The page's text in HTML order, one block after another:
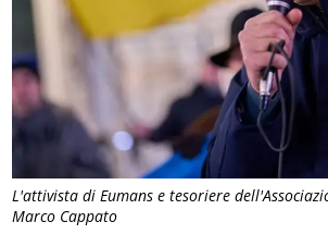
L'attivista di Eumans e tesoriere
Marco Cappato